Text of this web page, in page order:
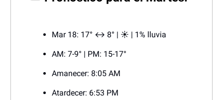
Mar 18: 17° ↔️ 8° | ☀️ | 1% lluvia
AM: 7-9° | PM: 15-17°
Amanecer: 8:05 AM
Atardecer: 6:53 PM